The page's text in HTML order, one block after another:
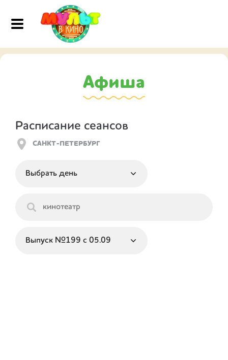
Афиша
Расписание сеансов